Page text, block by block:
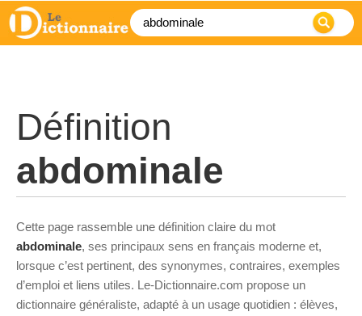
Définition
abdominale
Cette page rassemble une définition claire du mot
abdominale, ses principaux sens en français moderne et,
lorsque c’est pertinent, des synonymes, contraires, exemples
d’emploi et liens utiles. Le-Dictionnaire.com propose un
dictionnaire généraliste, adapté à un usage quotidien : élèves,